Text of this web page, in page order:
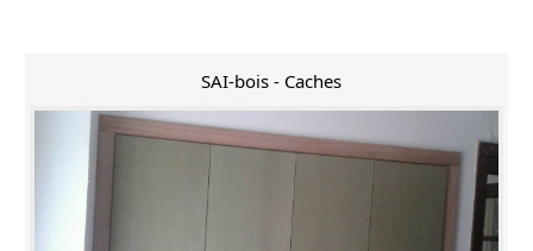
SAI-bois - Caches